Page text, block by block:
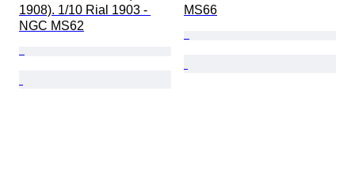
1908). 1/10 Rial 1903 -
NGC MS62
MS66